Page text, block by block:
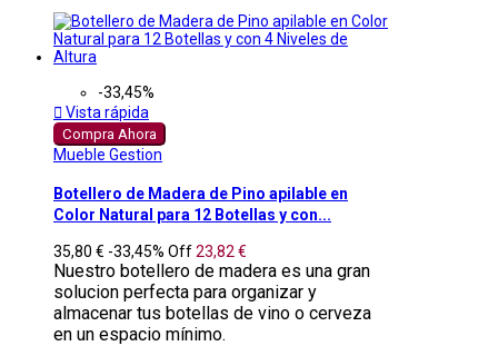
-33,45%
 Vista rápida
Compra Ahora
Mueble Gestion
Botellero de Madera de Pino apilable en
Color Natural para 12 Botellas y con...
35,80 € -33,45% Off23,82 €
Nuestro botellero de madera es una gran
solucion perfecta para organizar y
almacenar tus botellas de vino o cerveza
en un espacio mínimo.